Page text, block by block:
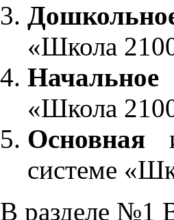
«Школа
Начальное
«Школа
Основная
системе
В разделе №1